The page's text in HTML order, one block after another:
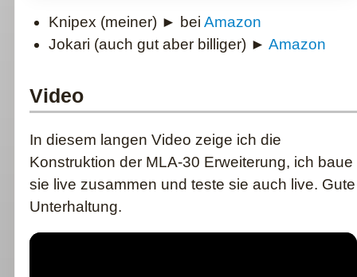
Knipex (meiner) ► bei Amazon
Jokari (auch gut aber billiger) ► Amazon
Video
In diesem langen Video zeige ich die
Konstruktion der MLA-30 Erweiterung, ich baue
sie live zusammen und teste sie auch live. Gute
Unterhaltung.